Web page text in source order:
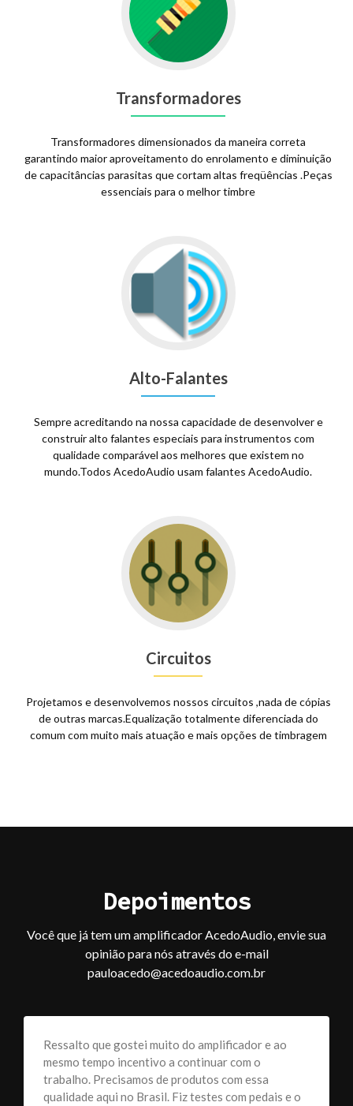
Transformadores
Transformadores dimensionados da maneira correta
garantindo maior aproveitamento do enrolamento e diminuição
de capacitâncias parasitas que cortam altas freqüências .Peças
essenciais para o melhor timbre
Alto-Falantes
Sempre acreditando na nossa capacidade de desenvolver e
construir alto falantes especiais para instrumentos com
qualidade comparável aos melhores que existem no
mundo.Todos AcedoAudio usam falantes AcedoAudio.
Circuitos
Projetamos e desenvolvemos nossos circuitos ,nada de cópias
de outras marcas.Equalização totalmente diferenciada do
comum com muito mais atuação e mais opções de timbragem
Depoimentos
Você que já tem um amplificador AcedoAudio, envie sua
opinião para nós através do e-mail
pauloacedo@acedoaudio.com.br
Ressalto que gostei muito do amplificador e ao
mesmo tempo incentivo a continuar com o
trabalho. Precisamos de produtos com essa
qualidade aqui no Brasil. Fiz testes com pedais e o